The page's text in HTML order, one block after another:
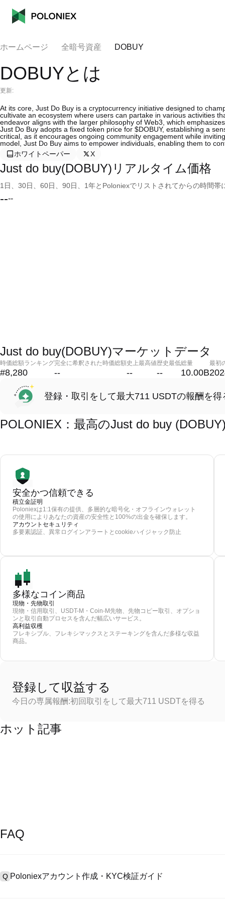
ホームページ 全暗号資産 DOBUY
DOBUYとは
更新:
At its core, Just Do Buy is a cryptocurrency initiative designed to
cultivate an ecosystem where users can partake in various activities
endeavor aligns with the larger philosophy of Web3, which
Just Do Buy adopts a fixed token price for $DOBUY, establishing a
critical, as it encourages ongoing community engagement while
model, Just Do Buy aims to empower individuals, enabling them to
ホワイトペーパー
X
Just do buy(DOBUY)リアルタイム価格
1日、30日、60日、90日、1年とPoloniexでリストされてからの時間
----
Just do buy(DOBUY)マーケットデータ
時価総額ランキング
#8,280
完全に希釈された時価総額
--
史上最高値
--
歴史最低
--
総量
10.00B
最初
登録・取引をして最大711 USDTの報酬を得
POLONIEX：最高のJust do buy
安全かつ信頼できる
積立金証明
Poloniexは1:1保有の提供、多層的な暗号化・オフラインウォレット
の使用によりあなたの資産の安全性と100%の出金を確保します。
アカウントセキュリティ
多要素認証、異常ログインアラートとcookieハイジャック防止
多様なコイン商品
現物・先物取引
現物・信用取引、USDT-M・Coin-M先物、先物コピー取引、オプショ
ンと取引自動プロセスを含んだ幅広いサービス。
高利益収穫
フレキシブル、フレキシマックスとステーキングを含んだ多様な収益
商品。
登録して収益する
今日の専属報酬:初回取引をして最大711 USDTを得る
ホット記事
FAQ
Q Poloniexアカウント作成・KYC検証ガイド